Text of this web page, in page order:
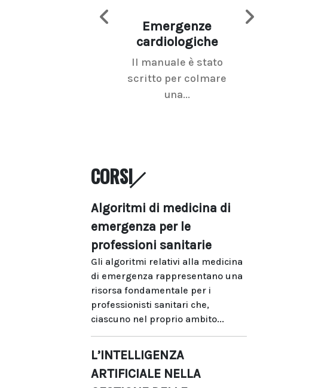
Emergenze
cardiologiche
Il manuale è stato
scritto per colmare
una...
CORSI
Algoritmi di medicina di
emergenza per le
professioni sanitarie
Gli algoritmi relativi alla medicina
di emergenza rappresentano una
risorsa fondamentale per i
professionisti sanitari che,
ciascuno nel proprio ambito...
L’INTELLIGENZA
ARTIFICIALE NELLA